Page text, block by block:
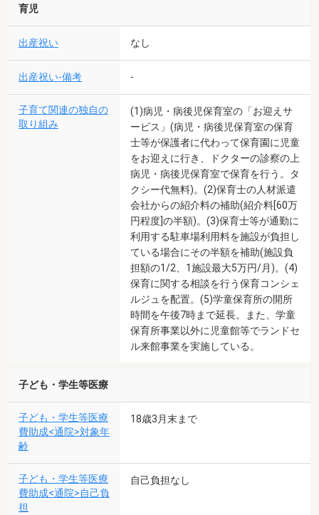
育児
出産祝い なし
出産祝い-備考 -
子育て関連の独自の
取り組み
(1)病児・病後児保育室の「お迎えサ
ービス」(病児・病後児保育室の保育
士等が保護者に代わって保育園に児童
をお迎えに行き、ドクターの診察の上
病児・病後児保育室で保育を行う。タ
クシー代無料)。(2)保育士の人材派遣
会社からの紹介料の補助(紹介料[60万
円程度]の半額)。(3)保育士等が通勤に
利用する駐車場利用料を施設が負担し
ている場合にその半額を補助(施設負
担額の1/2、1施設最大5万円/月)。(4)
保育に関する相談を行う保育コンシェ
ルジュを配置。(5)学童保育所の開所
時間を午後7時まで延長。また、学童
保育所事業以外に児童館等でランドセ
ル来館事業を実施している。
子ども・学生等医療
子ども・学生等医療
費助成<通院>対象年
齢
18歳3月末まで
子ども・学生等医療
費助成<通院>自己負
担
自己負担なし